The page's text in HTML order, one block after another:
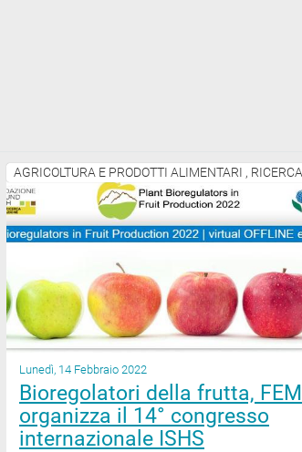
Lunedì, 14 Febbraio 2022
Bioregolatori della frutta, FEM
organizza il 14° congresso
internazionale ISHS